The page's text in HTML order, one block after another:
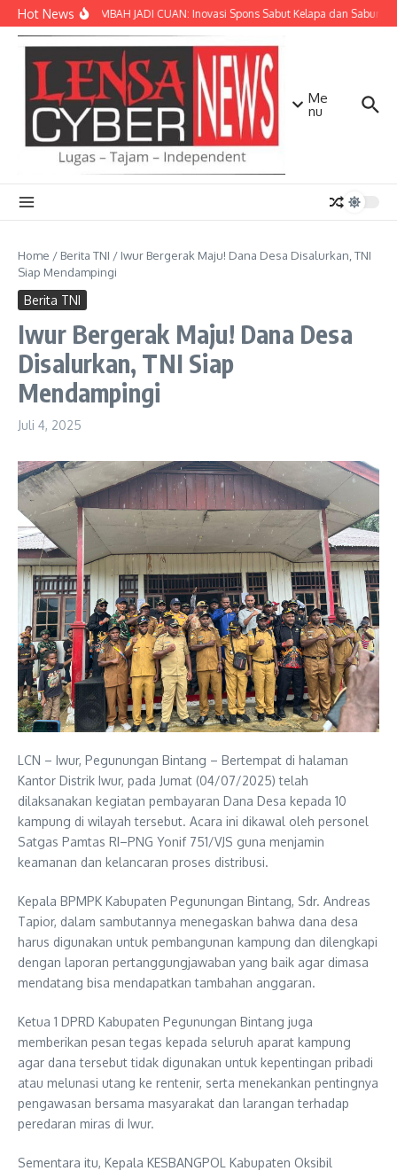
Lewati ke konten
Hot NewsSULAP LIMBAH JADI CUAN: Inovasi Spons Sabut Kelapa dan Sabun
Me
nu
Home / Berita TNI / Iwur Bergerak Maju! Dana Desa Disalurkan, TNI
Siap Mendampingi
Berita TNI
Iwur Bergerak Maju! Dana Desa
Disalurkan, TNI Siap
Mendampingi
Juli 4, 2025
LCN – Iwur, Pegunungan Bintang – Bertempat di halaman
Kantor Distrik Iwur, pada Jumat (04/07/2025) telah
dilaksanakan kegiatan pembayaran Dana Desa kepada 10
kampung di wilayah tersebut. Acara ini dikawal oleh personel
Satgas Pamtas RI–PNG Yonif 751/VJS guna menjamin
keamanan dan kelancaran proses distribusi.
Kepala BPMPK Kabupaten Pegunungan Bintang, Sdr. Andreas
Tapior, dalam sambutannya menegaskan bahwa dana desa
harus digunakan untuk pembangunan kampung dan dilengkapi
dengan laporan pertanggungjawaban yang baik agar dimasa
mendatang bisa mendapatkan tambahan anggaran.
Ketua 1 DPRD Kabupaten Pegunungan Bintang juga
memberikan pesan tegas kepada seluruh aparat kampung
agar dana tersebut tidak digunakan untuk kepentingan pribadi
atau melunasi utang ke rentenir, serta menekankan pentingnya
pengawasan bersama masyarakat dan larangan terhadap
peredaran miras di Iwur.
Sementara itu, Kepala KESBANGPOL Kabupaten Oksibil